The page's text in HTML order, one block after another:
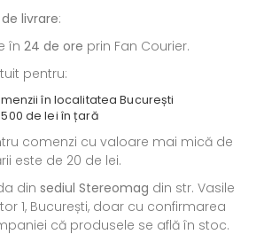
livrare:
în 24 de ore prin Fan Courier.
pentru:
în localitatea București
de lei în țară
comenzi cu valoare mai mică de
este de 20 de lei.
din sediul Stereomag din str. Vasile
1, București, doar cu confirmarea
că produsele se află în stoc.